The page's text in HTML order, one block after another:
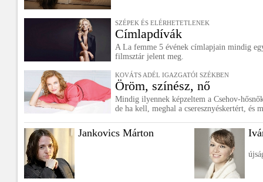
SZÉPEK ÉS ELÉRHETETLENEK
Címlapdívák
A La femme 5 évének címlapjain mindig
filmsztár jelent meg.
KOVÁTS ADÉL IGAZGATÓI SZÉKBEN
Öröm, színész, nő
Mindig ilyennek képzeltem a Csehov-
de ha kell, meghal a cseresznyéskertért, és
Jankovics Márton